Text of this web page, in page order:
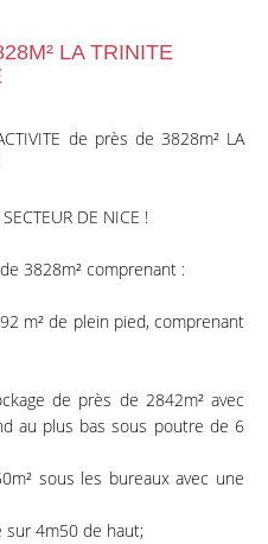
LA TRINITE
de près de 3828m² LA
DE NICE !
3828m² comprenant :
m² de plein pied, comprenant
de près de 2842m² avec
au plus bas sous poutre de 6
sous les bureaux avec une
sur 4m50 de haut;